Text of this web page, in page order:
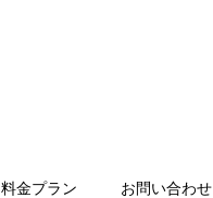
料金プラン お問い合わせ